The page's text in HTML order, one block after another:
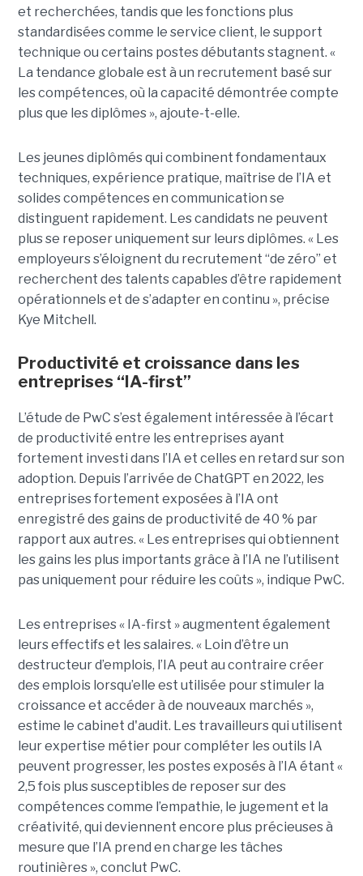
et recherchées, tandis que les fonctions plus
standardisées comme le service client, le support
technique ou certains postes débutants stagnent. «
La tendance globale est à un recrutement basé sur
les compétences, où la capacité démontrée compte
plus que les diplômes », ajoute-t-elle.
Les jeunes diplômés qui combinent fondamentaux
techniques, expérience pratique, maîtrise de l’IA et
solides compétences en communication se
distinguent rapidement. Les candidats ne peuvent
plus se reposer uniquement sur leurs diplômes. « Les
employeurs s’éloignent du recrutement “de zéro” et
recherchent des talents capables d’être rapidement
opérationnels et de s’adapter en continu », précise
Kye Mitchell.
Productivité et croissance dans les
entreprises “IA-first”
L’étude de PwC s’est également intéressée à l’écart
de productivité entre les entreprises ayant
fortement investi dans l’IA et celles en retard sur son
adoption. Depuis l’arrivée de ChatGPT en 2022, les
entreprises fortement exposées à l’IA ont
enregistré des gains de productivité de 40 % par
rapport aux autres. « Les entreprises qui obtiennent
les gains les plus importants grâce à l’IA ne l’utilisent
pas uniquement pour réduire les coûts », indique PwC.
Les entreprises « IA-first » augmentent également
leurs effectifs et les salaires. « Loin d’être un
destructeur d’emplois, l’IA peut au contraire créer
des emplois lorsqu’elle est utilisée pour stimuler la
croissance et accéder à de nouveaux marchés »,
estime le cabinet d'audit. Les travailleurs qui utilisent
leur expertise métier pour compléter les outils IA
peuvent progresser, les postes exposés à l’IA étant «
2,5 fois plus susceptibles de reposer sur des
compétences comme l’empathie, le jugement et la
créativité, qui deviennent encore plus précieuses à
mesure que l’IA prend en charge les tâches
routinières », conclut PwC.